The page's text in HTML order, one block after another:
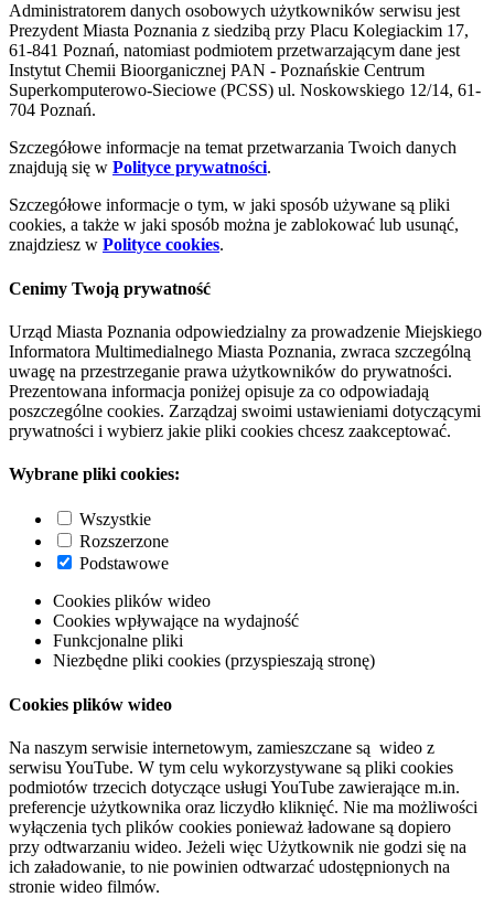
Administratorem danych osobowych użytkowników serwisu jest
Prezydent Miasta Poznania z siedzibą przy Placu Kolegiackim 17,
61-841 Poznań, natomiast podmiotem przetwarzającym dane jest
Instytut Chemii Bioorganicznej PAN - Poznańskie Centrum
Superkomputerowo-Sieciowe (PCSS) ul. Noskowskiego 12/14, 61-
704 Poznań.
Szczegółowe informacje na temat przetwarzania Twoich danych
znajdują się w Polityce prywatności.
Szczegółowe informacje o tym, w jaki sposób używane są pliki
cookies, a także w jaki sposób można je zablokować lub usunąć,
znajdziesz w Polityce cookies.
Cenimy Twoją prywatność
Urząd Miasta Poznania odpowiedzialny za prowadzenie Miejskiego
Informatora Multimedialnego Miasta Poznania, zwraca szczególną
uwagę na przestrzeganie prawa użytkowników do prywatności.
Prezentowana informacja poniżej opisuje za co odpowiadają
poszczególne cookies. Zarządzaj swoimi ustawieniami dotyczącymi
prywatności i wybierz jakie pliki cookies chcesz zaakceptować.
Wybrane pliki cookies:
Wszystkie
Rozszerzone
Podstawowe
Cookies plików wideo
Cookies wpływające na wydajność
Funkcjonalne pliki
Niezbędne pliki cookies (przyspieszają stronę)
Cookies plików wideo
Na naszym serwisie internetowym, zamieszczane są wideo z
serwisu YouTube. W tym celu wykorzystywane są pliki cookies
podmiotów trzecich dotyczące usługi YouTube zawierające m.in.
preferencje użytkownika oraz liczydło kliknięć. Nie ma możliwości
wyłączenia tych plików cookies ponieważ ładowane są dopiero
przy odtwarzaniu wideo. Jeżeli więc Użytkownik nie godzi się na
ich załadowanie, to nie powinien odtwarzać udostępnionych na
stronie wideo filmów.